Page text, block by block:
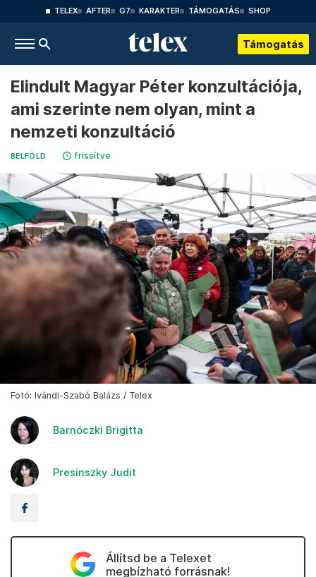
TELEX AFTER G7 KARAKTER TÁMOGATÁS SHOP
Támogatás
Elindult Magyar Péter konzultációja,
ami szerinte nem olyan, mint a
nemzeti konzultáció
BELFÖLD frissítve
Fotó: Ivándi-Szabó Balázs / Telex
Barnóczki Brigitta
Presinszky Judit
Állítsd be a Telexet
megbízható forrásnak!